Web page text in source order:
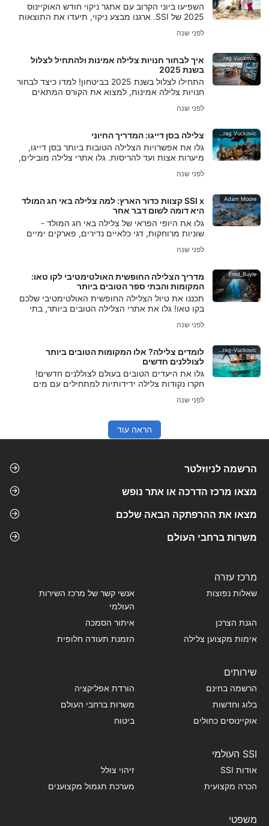
השפיעו ביוני הקרוב עם אתגר ניקוי חודש האוקיינוס
2025 של SSI. ארגנו מבצע ניקוי, תיעדו את התוצאות
לפני שנה
Predrag Vuckovic
איך לבחור חנויות צלילה אמינות ולהתחיל לצלול
בשנת 2025
התחילו לצלול בשנת 2025 בביטחון! למדו כיצד לבחור
חנויות צלילה אמינות, למצוא את הקורס המתאים
מקצועית.
לפני שנה
Predrag Vuckovic
צלילה בסן דייגו: המדריך החיוני
גלו את אפשרויות הצלילה הטובות ביותר בסן דייגו,
מיערות אצות ועד להריסות. גלו אתרי צלילה מובילים,
עונות, טיפים לטיולים וכיצד למצוא את מרכזי הצלילה
הטובים ביותר.
לפני שנה
Adam Moore
SSI x קצוות כדור הארץ: למה צלילה באי חג המולד
היא דומה לשום דבר אחר
גלו את היופי הפראי של צלילה באי חג המולד -
שוניות מרוחקות, דגי כלאיים נדירים, פארקים ימיים
על פני כדור הארץ.
לפני שנה
Fred_Buyle
מדריך הצלילה החופשית האולטימטיבי לקו טאו:
המקומות והבתי ספר הטובים ביותר
תכננו את טיול הצלילה החופשית האולטימטיבי שלכם
בקו טאו! גלו את אתרי הצלילה הטובים ביותר, בתי
להפיק את המרב מהחופשה שלכם.
לפני שנה
Predrag-Vuckovic
לומדים צלילה? אלו המקומות הטובים ביותר
לצוללנים חדשים
גלו את היעדים הטובים בעולם לצוללנים חדשים!
חקרו נקודות צלילה ידידותיות למתחילים עם מים
לפני שנה
הראה עוד
הרשמה לניוזלטר
מצאו מרכז הדרכה או אתר נופש
מצאו את ההרפתקה הבאה שלכם
משרות ברחבי העולם
מרכז עזרה
שאלות נפוצות
אנשי קשר של מרכז השירות
העולמי
הגנת הצרכן
איתור הסמכה
אימות מקצוען צלילה
הזמנת תעודה חלופית
שירותים
הרשמה בחינם
הורדת אפליקציה
בלוג וחדשות
משרות ברחבי העולם
אוקיינוסים כחולים
ביטוח
SSI העולמי
אודות SSI
זיהוי צולל
הכרה מקצועית
מערכת תגמול מקצוענים
משפטי